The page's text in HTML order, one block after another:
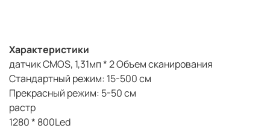
Характеристики
датчик CMOS, 1,31мп * 2 Объем сканирования
Стандартный режим: 15-500 см
Прекрасный режим: 5-50 см
растр
1280 * 800Led